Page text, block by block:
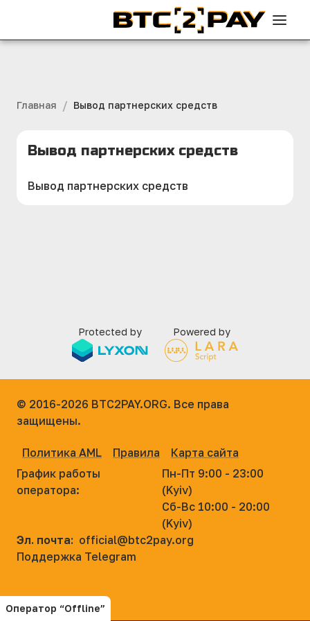
Главная / Вывод партнерских средств
Вывод партнерских средств
Вывод партнерских средств
Protected by Powered by
© 2016-2026 BTC2PAY.ORG. Все права
защищены.
Политика AML Правила
Карта сайта
График работы
оператора:
Пн-Пт 9:00 - 23:00
(Kyiv)
Сб-Вс 10:00 - 20:00
(Kyiv)
Эл. почта: official@btc2pay.org
Поддержка Telegram
Оператор “Offline”